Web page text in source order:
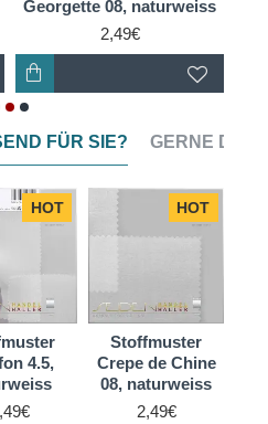
Georgette 08, naturweiss
2,49€
FÜR SIE? GERNE
HOT
4.5,
HOT
Stoffmuster
Crepe de Chine
08, naturweiss
2,49€